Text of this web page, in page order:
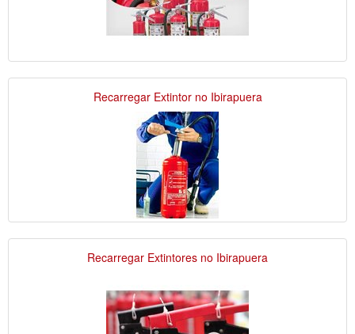
Recarregar Extintor no Ibirapuera
Recarregar Extintores no Ibirapuera